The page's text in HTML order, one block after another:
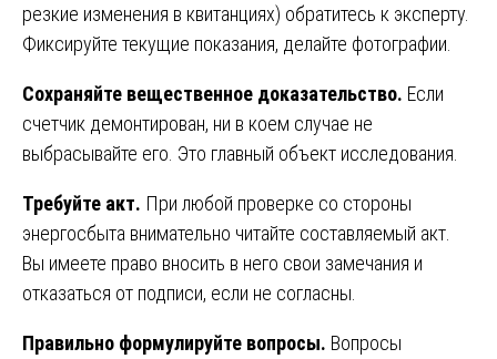
резкие изменения в квитанциях) обратитесь к эксперту.
Фиксируйте текущие показания, делайте фотографии.
Сохраняйте вещественное доказательство. Если
счетчик демонтирован, ни в коем случае не
выбрасывайте его. Это главный объект исследования.
Требуйте акт. При любой проверке со стороны
энергосбыта внимательно читайте составляемый акт.
Вы имеете право вносить в него свои замечания и
отказаться от подписи, если не согласны.
Правильно формулируйте вопросы. Вопросы